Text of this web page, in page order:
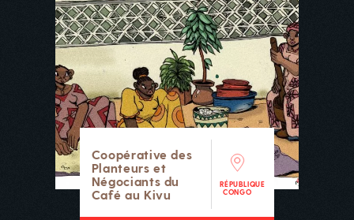
Coopérative des
Planteurs et
Négociants du
Café au Kivu
RÉPUBLIQUE
CONGO